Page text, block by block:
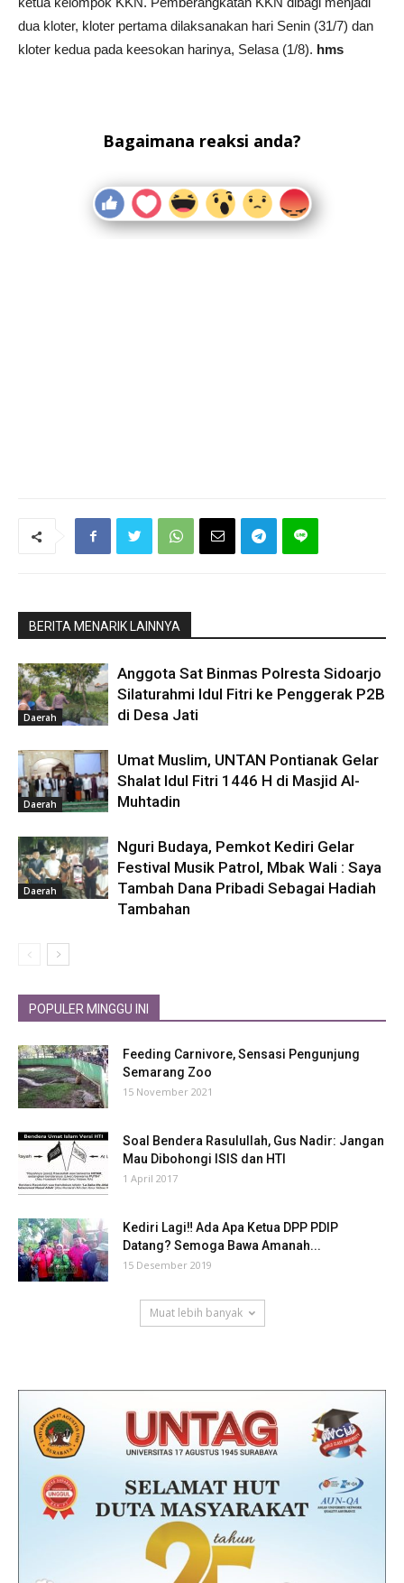
dua kloter, kloter pertama dilaksanakan hari Senin (31/7) dan
kloter kedua pada keesokan harinya, Selasa (1/8). hms
Bagaimana reaksi anda?
BERITA MENARIK LAINNYA
Daerah
Anggota Sat Binmas Polresta Sidoarjo
Silaturahmi Idul Fitri ke Penggerak P2B
di Desa Jati
Daerah
Umat Muslim, UNTAN Pontianak Gelar
Shalat Idul Fitri 1446 H di Masjid Al-
Muhtadin
Daerah
Nguri Budaya, Pemkot Kediri Gelar
Festival Musik Patrol, Mbak Wali : Saya
Tambah Dana Pribadi Sebagai Hadiah
Tambahan
POPULER MINGGU INI
Feeding Carnivore, Sensasi Pengunjung
Semarang Zoo
15 November 2021
Soal Bendera Rasulullah, Gus Nadir: Jangan
Mau Dibohongi ISIS dan HTI
1 April 2017
Kediri Lagi‼ Ada Apa Ketua DPP PDIP
Datang? Semoga Bawa Amanah...
15 Desember 2019
Muat lebih banyak